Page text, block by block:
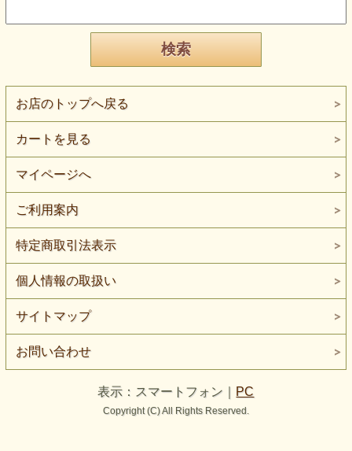
お店のトップへ戻る
カートを見る
マイページへ
ご利用案内
特定商取引法表示
個人情報の取扱い
サイトマップ
お問い合わせ
表示：スマートフォン｜ PC
Copyright (C) All Rights Reserved.